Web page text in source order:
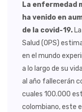
La enfermedad
ha venido en
de la covid-19.
Salud (OPS)
en el mundo
a lo largo de su
al año fallecerán
cuales 100.000
colombiano, este